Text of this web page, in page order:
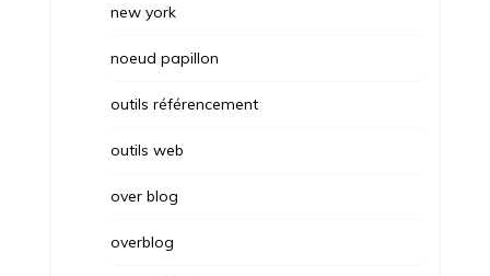
new york
noeud papillon
outils référencement
outils web
over blog
overblog